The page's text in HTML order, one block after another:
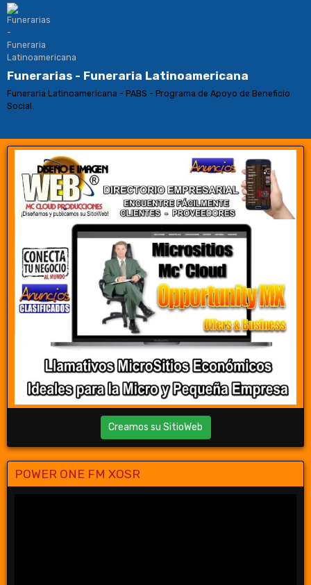
Funerarias - Funeraria Latinoamericana
Funeraria Latinoamericana - PABS - Programa de Apoyo de Beneficio
Social.
Creamos su SitioWeb
POWER ONE FM XOSR